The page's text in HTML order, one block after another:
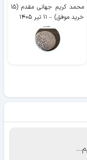
محمد کریم جهانی مقدم (۱۵
خرید موفق) – ۱۱ تیر ۱۴۰۵